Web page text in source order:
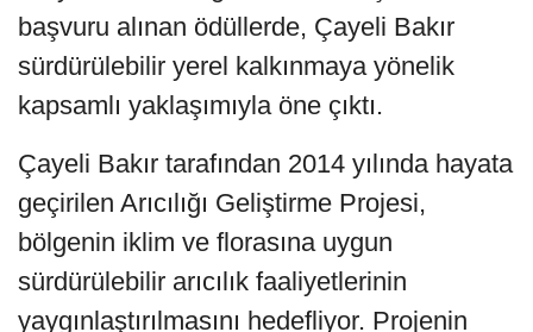
başvuru alınan ödüllerde, Çayeli Bakır
sürdürülebilir yerel kalkınmaya yönelik
kapsamlı yaklaşımıyla öne çıktı.
Çayeli Bakır tarafından 2014 yılında hayata
geçirilen Arıcılığı Geliştirme Projesi,
bölgenin iklim ve florasına uygun
sürdürülebilir arıcılık faaliyetlerinin
yaygınlaştırılmasını hedefliyor. Projenin